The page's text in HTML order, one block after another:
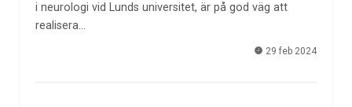
i neurologi vid Lunds universitet, är på god väg att
realisera…
29 feb 2024